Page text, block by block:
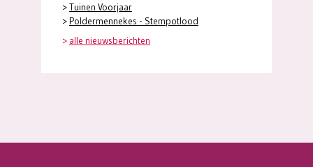
>Tuinen Voorjaar
>Poldermennekes - Stempotlood
> alle nieuwsberichten